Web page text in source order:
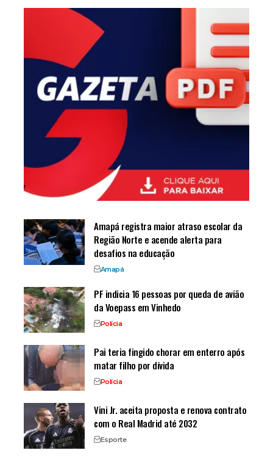
Amapá registra maior atraso escolar da
Região Norte e acende alerta para
desafios na educação
Amapá
PF indicia 16 pessoas por queda de avião
da Voepass em Vinhedo
Polícia
Pai teria fingido chorar em enterro após
matar filho por dívida
Polícia
Vini Jr. aceita proposta e renova contrato
com o Real Madrid até 2032
Esporte